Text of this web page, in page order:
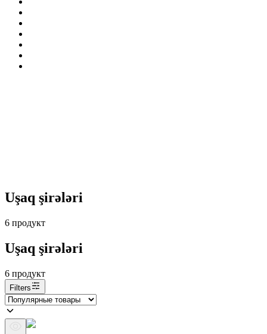
Uşaq şirələri
6 продукт
Uşaq şirələri
6 продукт
Filters